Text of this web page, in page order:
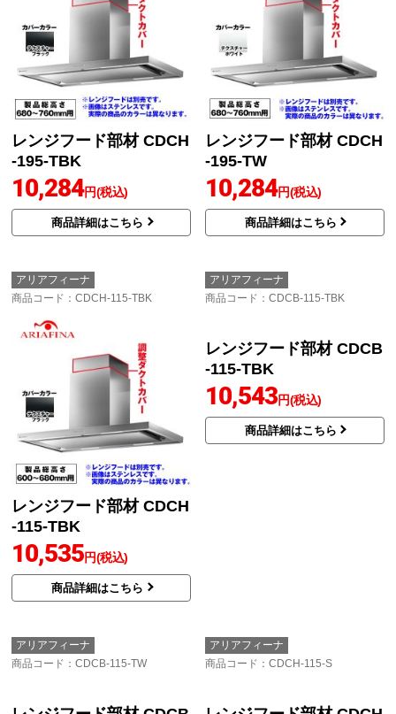
レンジフード部材 CDCH
-195-TBK
10,284円(税込)
商品詳細はこちら
レンジフード部材 CDCH
-195-TW
10,284円(税込)
商品詳細はこちら
アリアフィーナ
商品コード ：CDCH-115-TBK
レンジフード部材 CDCH
-115-TBK
10,535円(税込)
商品詳細はこちら
アリアフィーナ
商品コード ：CDCB-115-TBK
アリアフィーナ
商品コード ：CDCB-115-TW
アリアフィーナ
商品コード ：CDCH-115-S